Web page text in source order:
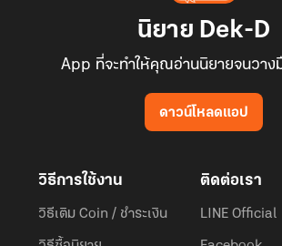
นิยาย Dek-D
App ที่จะทำให้คุณอ่านนิยายจนวาง
ดาวน์โหลดแอป
วิธีการใช้งาน
วิธีเติม Coin / ชำระเงิน
ติดต่อเรา
LINE Official